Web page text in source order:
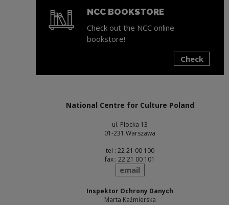
NCC BOOKSTORE
Check out the NCC online
bookstore!
Check
National Centre for Culture Poland
ul. Płocka 13
01-231 Warszawa
tel : 22 21 00 100
fax : 22 21 00 101
send
email
Inspektor Ochrony Danych
Marta Kaźmierska